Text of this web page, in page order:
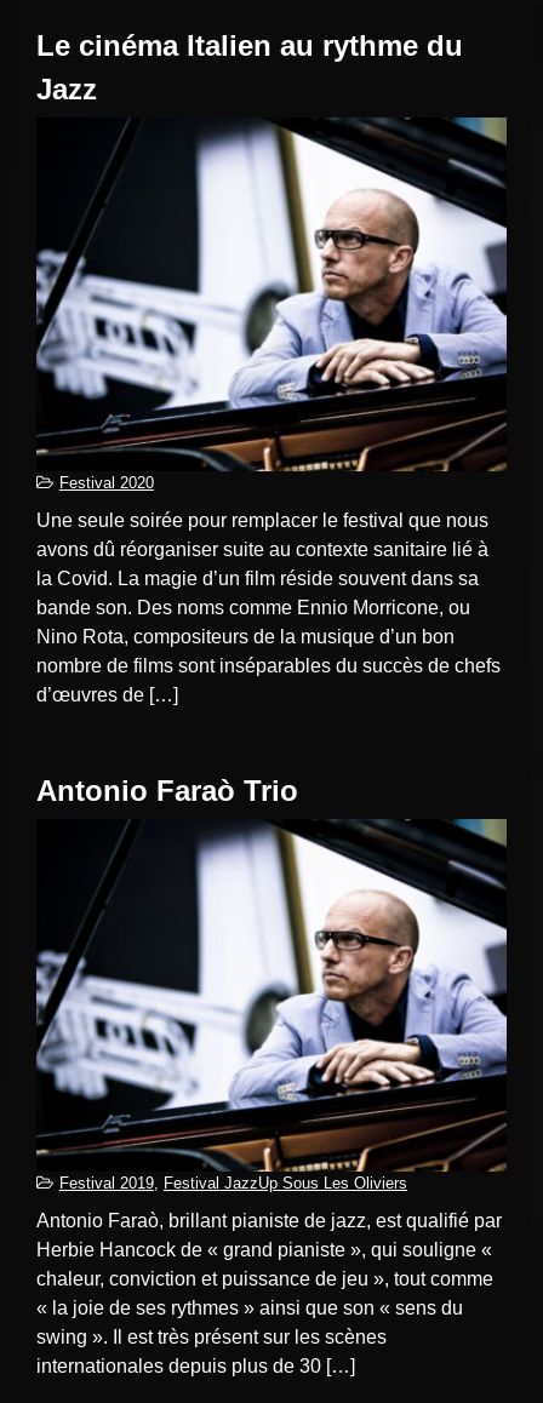
Le cinéma Italien au rythme du
Jazz
Festival 2020
Une seule soirée pour remplacer le festival que nous
avons dû réorganiser suite au contexte sanitaire lié à
la Covid. La magie d’un film réside souvent dans sa
bande son. Des noms comme Ennio Morricone, ou
Nino Rota, compositeurs de la musique d’un bon
nombre de films sont inséparables du succès de chefs
d’œuvres de […]
Antonio Faraò Trio
Festival 2019, Festival JazzUp Sous Les Oliviers
Antonio Faraò, brillant pianiste de jazz, est qualifié par
Herbie Hancock de « grand pianiste », qui souligne «
chaleur, conviction et puissance de jeu », tout comme
« la joie de ses rythmes » ainsi que son « sens du
swing ». Il est très présent sur les scènes
internationales depuis plus de 30 […]